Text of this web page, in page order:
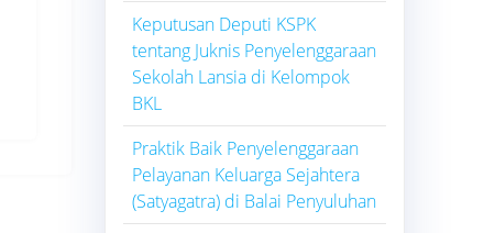
Keputusan Deputi KSPK
tentang Juknis Penyelenggaraan
Sekolah Lansia di Kelompok
BKL
Praktik Baik Penyelenggaraan
Pelayanan Keluarga Sejahtera
(Satyagatra) di Balai Penyuluhan